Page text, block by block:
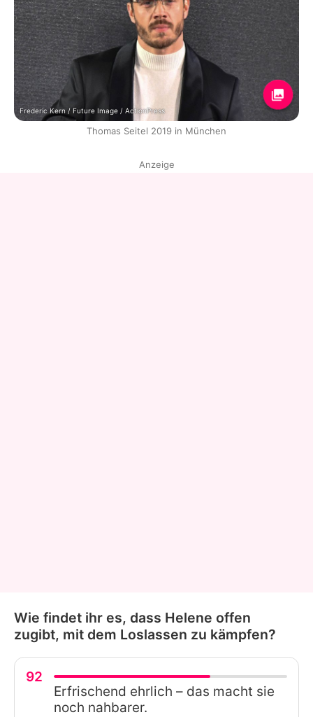
Frederic Kern / Future Image / ActionPress
Thomas Seitel 2019 in München
Anzeige
Wie findet ihr es, dass Helene offen
zugibt, mit dem Loslassen zu kämpfen?
92
Erfrischend ehrlich – das macht sie
noch nahbarer.